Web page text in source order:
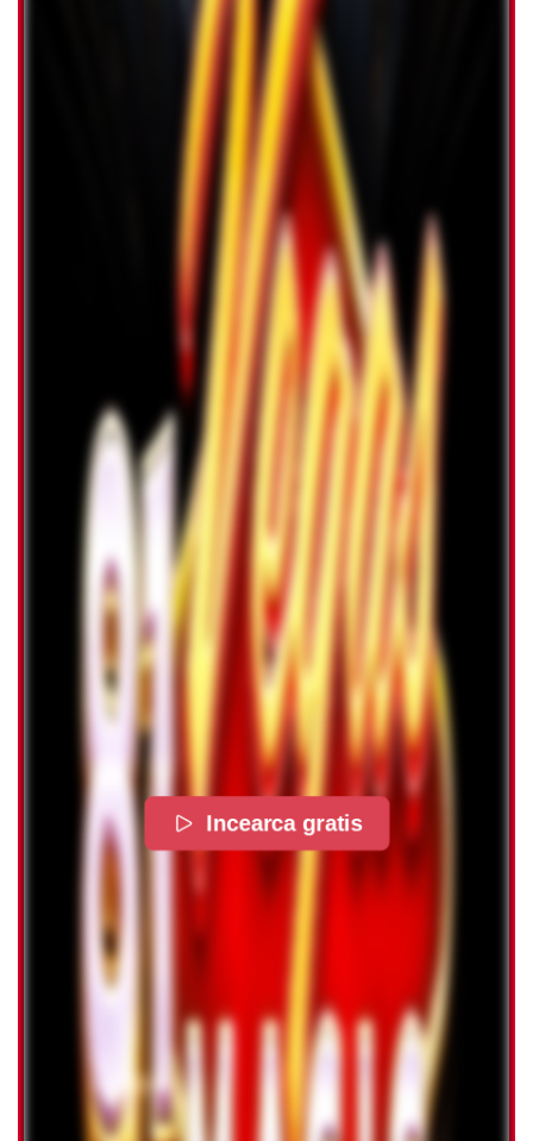
Incearca gratis